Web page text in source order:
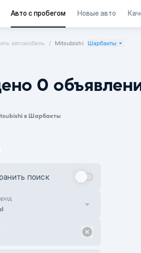
Авто с пробегом Новые авто
автомобиль Mitsubishi Шарбакты
0
в Шарбакты
поиск